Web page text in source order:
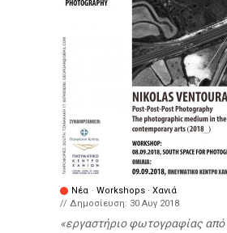
Νέα · Workshops · Χανιά
// Δημοσίευση: 30 Αυγ 2018
εργαστήριο φωτογραφίας από